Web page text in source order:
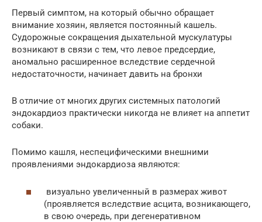
Первый симптом, на который обычно обращает
внимание хозяин, является постоянный кашель.
Судорожные сокращения дыхательной мускулатуры
возникают в связи с тем, что левое предсердие,
аномально расширенное вследствие сердечной
недостаточности, начинает давить на бронхи
В отличие от многих других системных патологий
эндокардиоз практически никогда не влияет на аппетит
собаки.
Помимо кашля, неспецифическими внешними
проявлениями эндокардиоза являются:
визуально увеличенный в размерах живот
(проявляется вследствие асцита, возникающего,
в свою очередь, при дегенеративном